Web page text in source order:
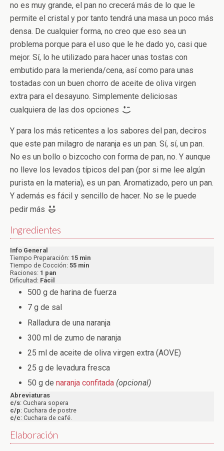
no es muy grande, el pan no crecerá más de lo que le
permite el cristal y por tanto tendrá una masa un poco más
densa. De cualquier forma, no creo que eso sea un
problema porque para el uso que le he dado yo, casi que
mejor. Sí, lo he utilizado para hacer unas tostas con
embutido para la merienda/cena, así como para unas
tostadas con un buen chorro de aceite de oliva virgen
extra para el desayuno. Simplemente deliciosas
cualquiera de las dos opciones
Y para los más reticentes a los sabores del pan, deciros
que este pan milagro de naranja es un pan. Sí, sí, un pan.
No es un bollo o bizcocho con forma de pan, no. Y aunque
no lleve los levados típicos del pan (por si me lee algún
purista en la materia), es un pan. Aromatizado, pero un pan.
Y además es fácil y sencillo de hacer. No se le puede
pedir más
Ingredientes
Info General
Tiempo Preparación: 15 min
Tiempo de Cocción: 55 min
Raciones: 1 pan
Dificultad: Fácil
500 g de harina de fuerza
7 g de sal
Ralladura de una naranja
300 ml de zumo de naranja
25 ml de aceite de oliva virgen extra (AOVE)
25 g de levadura fresca
50 g de naranja confitada (opcional)
Abreviaturas
c/s: Cuchara sopera
c/p: Cuchara de postre
c/c: Cuchara de café.
Elaboración